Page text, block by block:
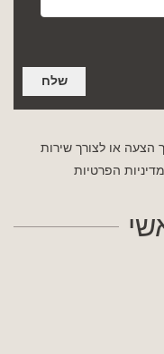
הצעה או לצורך שירות
הפרטיות